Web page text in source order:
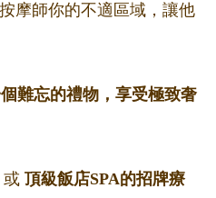
摩師你的不適區域，讓他
難忘的禮物，享受極致奢
或 頂級飯店SPA的招牌療